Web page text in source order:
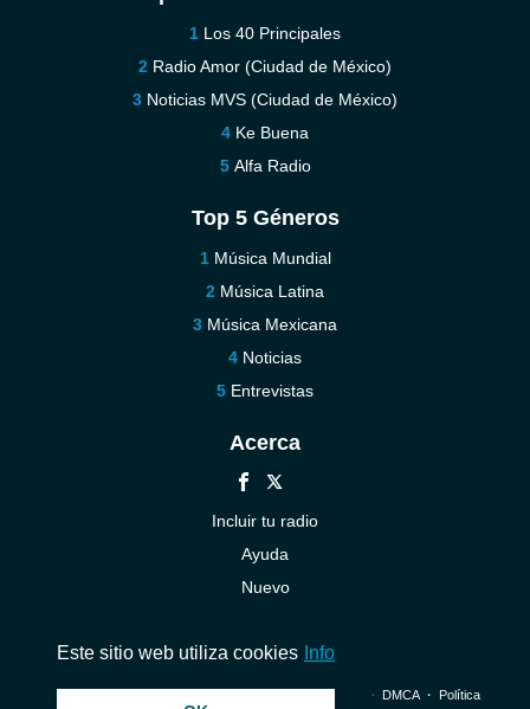
Los 40 Principales
Radio Amor (Ciudad de México)
Noticias MVS (Ciudad de México)
Ke Buena
Alfa Radio
Top 5 Géneros
Música Mundial
Música Latina
Música Mexicana
Noticias
Entrevistas
Acerca
Incluir tu radio
Ayuda
Nuevo
© 2026 InstantAudio. Reservados todos los derechos. ・ DMCA・ Política
Este sitio web utiliza cookies Info